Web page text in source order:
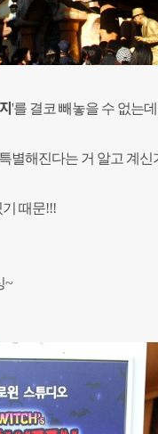
'를 결코 빼놓을 수 없는
별해진다는 거 알고 계신
기 때문!!!
~